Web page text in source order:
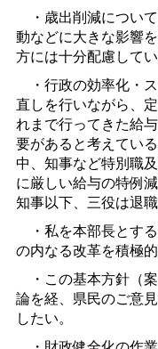
・歳出削減につい
動などに大きな影響
方には十分配慮してい
・行政の効率化・
直しを行いながら、
れまで行ってきた給
要があると考えてい
中、知事など特別職
に厳しい給与の特例
知事以下、三役は退
・私を本部長とす
の内なる改革を積極
・この基本方針（
論を経、県民のご意
したい。